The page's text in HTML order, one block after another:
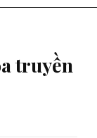
truyền